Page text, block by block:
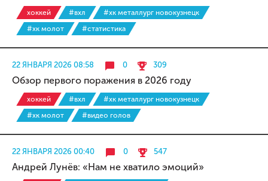
хоккей #вхл
#хк металлург новокузнецк
#хк молот
#статистика
22 ЯНВАРЯ 2026 08:58 0 309
Обзор первого поражения в 2026 году
хоккей #вхл
#хк металлург новокузнецк
#хк молот
#видео голов
22 ЯНВАРЯ 2026 00:40 0 547
Андрей Лунёв: «Нам не хватило эмоций»